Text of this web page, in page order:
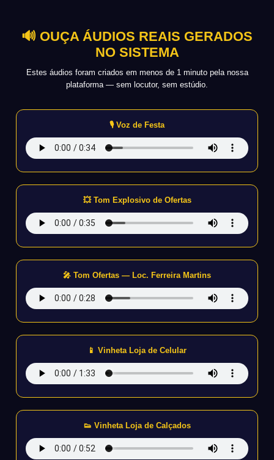
🔊 OUÇA ÁUDIOS REAIS GERADOS
NO SISTEMA
Estes áudios foram criados em menos de 1 minuto pela nossa
plataforma — sem locutor, sem estúdio.
🎙️ Voz de Festa
💥 Tom Explosivo de Ofertas
🎤 Tom Ofertas — Loc. Ferreira Martins
📱 Vinheta Loja de Celular
👟 Vinheta Loja de Calçados